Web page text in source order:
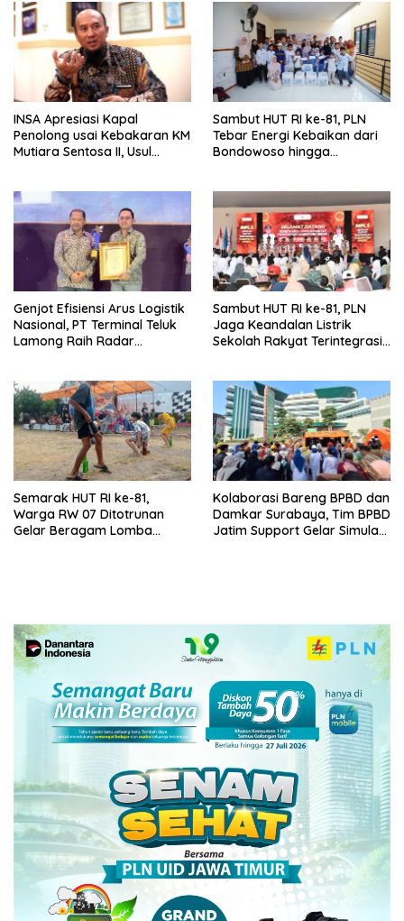
INSA Apresiasi Kapal
Penolong usai Kebakaran KM
Mutiara Sentosa II, Usul
Sambut HUT RI ke-81, PLN
Tebar Energi Kebaikan dari
Bondowoso hingga
Genjot Efisiensi Arus Logistik
Nasional, PT Terminal Teluk
Lamong Raih Radar
Sambut HUT RI ke-81, PLN
Jaga Keandalan Listrik
Sekolah Rakyat Terintegrasi 1
Semarak HUT RI ke-81,
Warga RW 07 Ditotrunan
Gelar Beragam Lomba
Kolaborasi Bareng BPBD dan
Damkar Surabaya, Tim BPBD
Jatim Support Gelar Simulasi